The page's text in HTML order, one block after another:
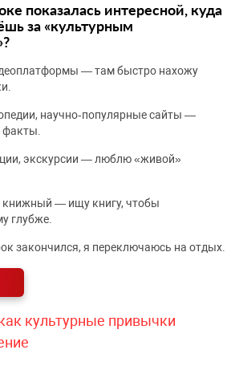
показалась интересной, куда
за «культурным
— там быстро нахожу
научно‑популярные сайты —
экскурсии — люблю «живой»
книжный — ищу книгу, чтобы
глубже.
закончился, я переключаюсь на отдых.
культурные привычки